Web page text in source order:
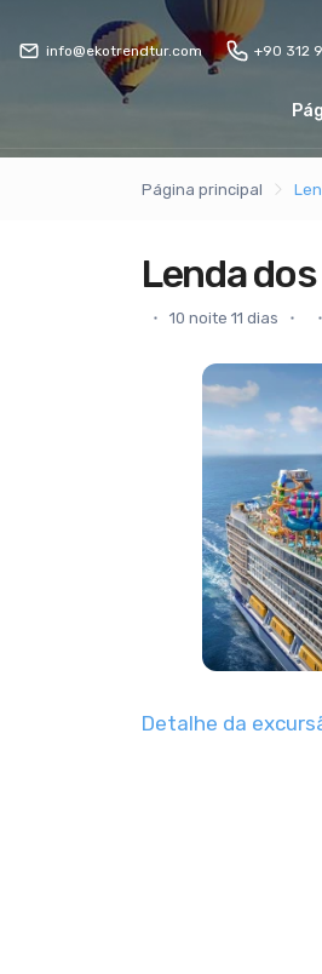
info@ekotrendtur.com +90 312
Página principal
Lenda
10 noite 11 dias
Detalhe da